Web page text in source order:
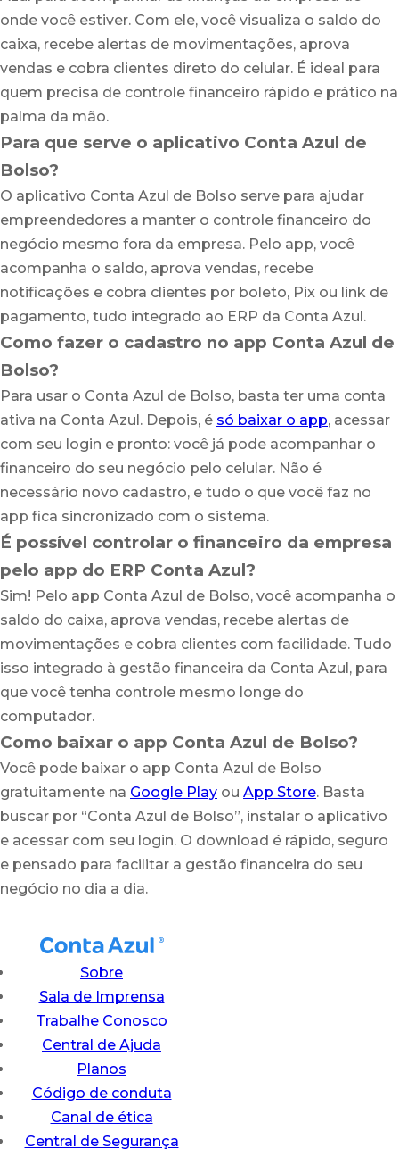
onde você estiver. Com ele, você visualiza o saldo do
caixa, recebe alertas de movimentações, aprova
vendas e cobra clientes direto do celular. É ideal para
quem precisa de controle financeiro rápido e prático na
palma da mão.
Para que serve o aplicativo Conta Azul de
Bolso?
O aplicativo Conta Azul de Bolso serve para ajudar
empreendedores a manter o controle financeiro do
negócio mesmo fora da empresa. Pelo app, você
acompanha o saldo, aprova vendas, recebe
notificações e cobra clientes por boleto, Pix ou link de
pagamento, tudo integrado ao ERP da Conta Azul.
Como fazer o cadastro no app Conta Azul de
Bolso?
Para usar o Conta Azul de Bolso, basta ter uma conta
ativa na Conta Azul. Depois, é só baixar o app, acessar
com seu login e pronto: você já pode acompanhar o
financeiro do seu negócio pelo celular. Não é
necessário novo cadastro, e tudo o que você faz no
app fica sincronizado com o sistema.
É possível controlar o financeiro da empresa
pelo app do ERP Conta Azul?
Sim! Pelo app Conta Azul de Bolso, você acompanha o
saldo do caixa, aprova vendas, recebe alertas de
movimentações e cobra clientes com facilidade. Tudo
isso integrado à gestão financeira da Conta Azul, para
que você tenha controle mesmo longe do
computador.
Como baixar o app Conta Azul de Bolso?
Você pode baixar o app Conta Azul de Bolso
gratuitamente na Google Play ou App Store. Basta
buscar por “Conta Azul de Bolso”, instalar o aplicativo
e acessar com seu login. O download é rápido, seguro
e pensado para facilitar a gestão financeira do seu
negócio no dia a dia.
Sobre
Sala de Imprensa
Trabalhe Conosco
Central de Ajuda
Planos
Código de conduta
Canal de ética
Central de Segurança